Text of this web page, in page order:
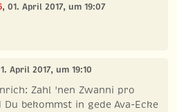
, 01. April 2017, um 19:07
April 2017, um 19:10
Zahl 'nen Zwanni pro
bekommst in gede Ava-Ecke